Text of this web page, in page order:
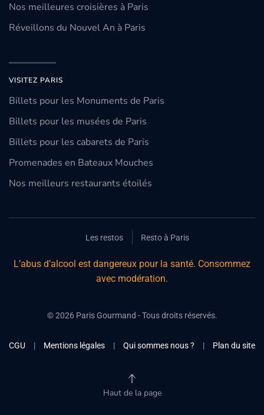
Nos meilleures croisières à Paris
Réveillons du Nouvel An à Paris
VISITEZ PARIS
Billets pour les Monuments de Paris
Billets pour les musées de Paris
Billets pour les cabarets de Paris
Promenades en Bateaux Mouches
Nos meilleurs restaurants étoilés
Les restos Resto à Paris
L’abus d’alcool est dangereux pour la santé. Consommez
avec modération.
©2026Paris Gourmand - Tous droits réservés.
CGU | Mentions légales | Qui sommes nous ? | Plan du site
Haut de la page